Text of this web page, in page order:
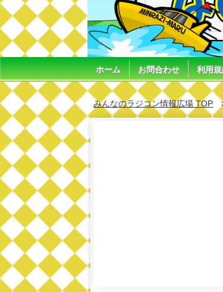
ホーム お問合わせ 利用
みんなのラジコン情報広場 TOP